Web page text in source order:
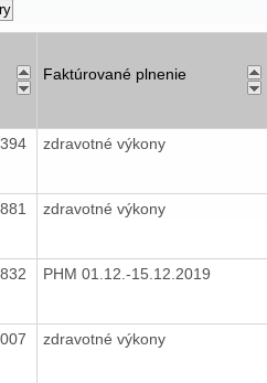
Faktúrované plnenie
zdravotné výkony
zdravotné výkony
PHM 01.12.-15.12.2019
zdravotné výkony